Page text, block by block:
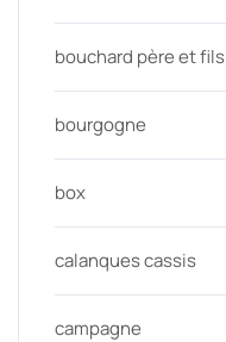
bouchard père et fils
bourgogne
box
calanques cassis
campagne